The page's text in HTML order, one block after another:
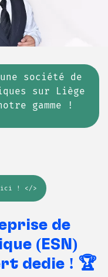
société de
sur Liège
gamme !
ici ! </>
de
(ESN)
dédié ! 🏆